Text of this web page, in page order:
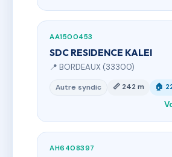
AA1500453
SDC RESIDENCE KALEI
📍 BORDEAUX (33300)
Autre syndic 📏 242 m 🏠
AH6408397